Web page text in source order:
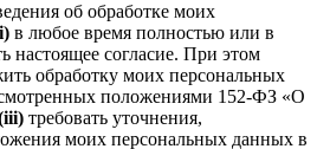
об обработке моих
в любое время полностью или в
настоящее согласие. При этом
обработку моих персональных
положениями 152-ФЗ «О
требовать уточнения,
моих персональных данных в